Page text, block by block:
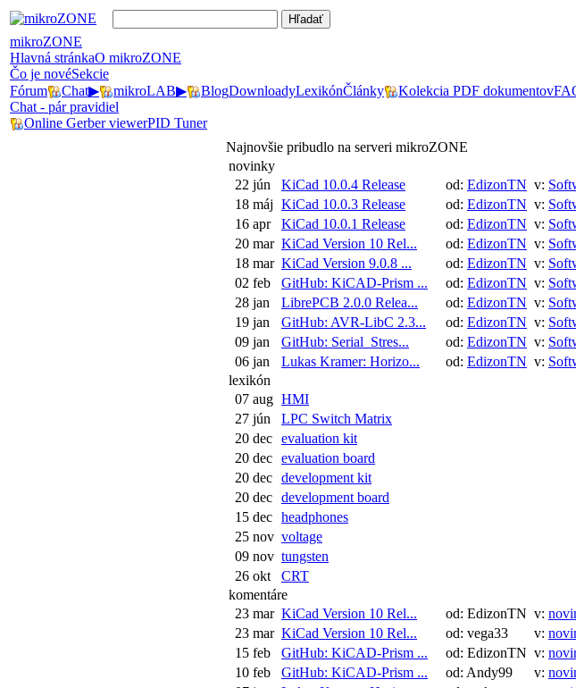
mikroZONE
Hlavná stránkaO mikroZONE
Čo je novéSekcie
Fórum
Chat▶ mikroLAB▶ BlogDownloadyLexikónČlánky Kolekcia PDF dokumentov
Chat - pár pravidiel
Online Gerber viewerPID Tuner
Najnovšie pribudlo na serveri mikroZONE
novinky
22 jún
KiCad 10.0.4 Release od: EdizonTN v:
18 máj KiCad 10.0.3 Release od: EdizonTN v:
16 apr
KiCad 10.0.1 Release od: EdizonTN v:
20 mar KiCad Version 10 Rel... od: EdizonTN v:
18 mar KiCad Version 9.0.8 ... od: EdizonTN v:
02 feb
GitHub: KiCAD-Prism ... od: EdizonTN v:
28 jan
LibrePCB 2.0.0 Relea... od: EdizonTN v:
19 jan
GitHub: AVR-LibC 2.3... od: EdizonTN v:
09 jan
GitHub: Serial_Stres... od: EdizonTN v:
06 jan
Lukas Kramer: Horizo... od: EdizonTN v:
lexikón
07 aug HMI
27 jún
LPC Switch Matrix
20 dec evaluation kit
20 dec evaluation board
20 dec development kit
20 dec development board
15 dec headphones
25 nov voltage
09 nov tungsten
26 okt
CRT
komentáre
23 mar KiCad Version 10 Rel... od: EdizonTN v:
23 mar KiCad Version 10 Rel... od: vega33 v:
15 feb
GitHub: KiCAD-Prism ... od: EdizonTN v:
10 feb
GitHub: KiCAD-Prism ... od: Andy99 v: